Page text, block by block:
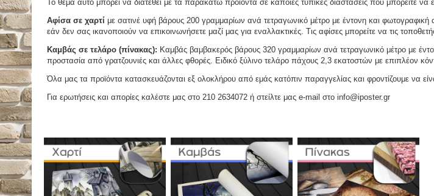
Το θέμα αυτό μπορεί να διατεθεί με τα παρακάτω προϊόντα σε κάποιες τυπικές διαστάσεις που μπορείτε να
Αφίσα σε χαρτί με σατινέ υφή βάρους 200 γραμμαρίων ανά τετραγωνικό μέτρο με έντονη και
εάν δεν σας ικανοποιούν να επικοινωνήσετε μαζί μας για εναλλακτικές. Τις αφίσες μπορείτε να τις
Καμβάς σε τελάρο (πίνακας): Καμβάς βαμβακερός βάρους 320 γραμμαρίων ανά τετραγωνικό μέτρο με
προστασία από γρατζουνιές και άλλες φθορές. Ειδικό ξύλινο τελάρο πάχους 2,3 εκατοστών με επιπλέον
Όλα μας τα προϊόντα κατασκευάζονται εξ ολοκλήρου από εμάς κατόπιν παραγγελίας και φροντίζουμε να
Για ερωτήσεις και απορίες καλέστε μας στο 210 2634072 ή στείλτε μας e-mail στο info@iposter.gr